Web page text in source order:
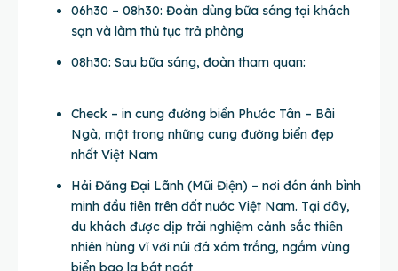
06h30 – 08h30: Đoàn dùng bữa sáng tại khách
sạn và làm thủ tục trả phòng
08h30: Sau bữa sáng, đoàn tham quan:
Check – in cung đường biển Phước Tân – Bãi
Ngà, một trong những cung đường biển đẹp
nhất Việt Nam
Hải Đăng Đại Lãnh (Mũi Điện) – nơi đón ánh bình
minh đầu tiên trên đất nước Việt Nam. Tại đây,
du khách được dịp trải nghiệm cảnh sắc thiên
nhiên hùng vĩ với núi đá xám trắng, ngắm vùng
biển bao la bát ngát